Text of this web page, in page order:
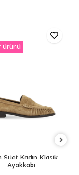
ürünü
Süet Kadın Klasik
Ayakkabı